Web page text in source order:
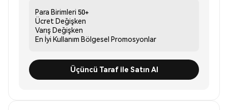
Para Birimleri 50+
Ücret Değişken
Varış Değişken
En İyi Kullanım Bölgesel Promosyonlar
Üçüncü Taraf ile Satın Al